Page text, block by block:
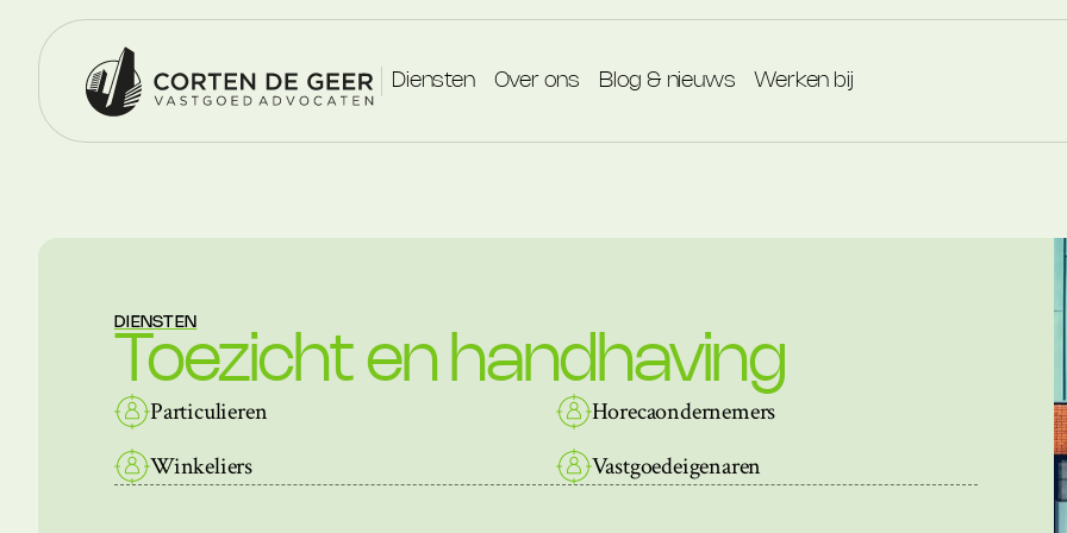
Diensten Over ons Blog & nieuws Werken bij
DIENSTEN
Toezicht en handhaving
Particulieren
Horecaondernemers
Winkeliers
Vastgoedeigenaren